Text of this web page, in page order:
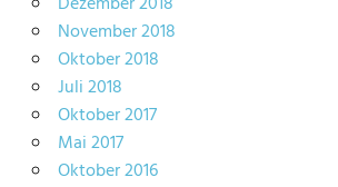
November 2018
Oktober 2018
Juli 2018
Oktober 2017
Mai 2017
Oktober 2016